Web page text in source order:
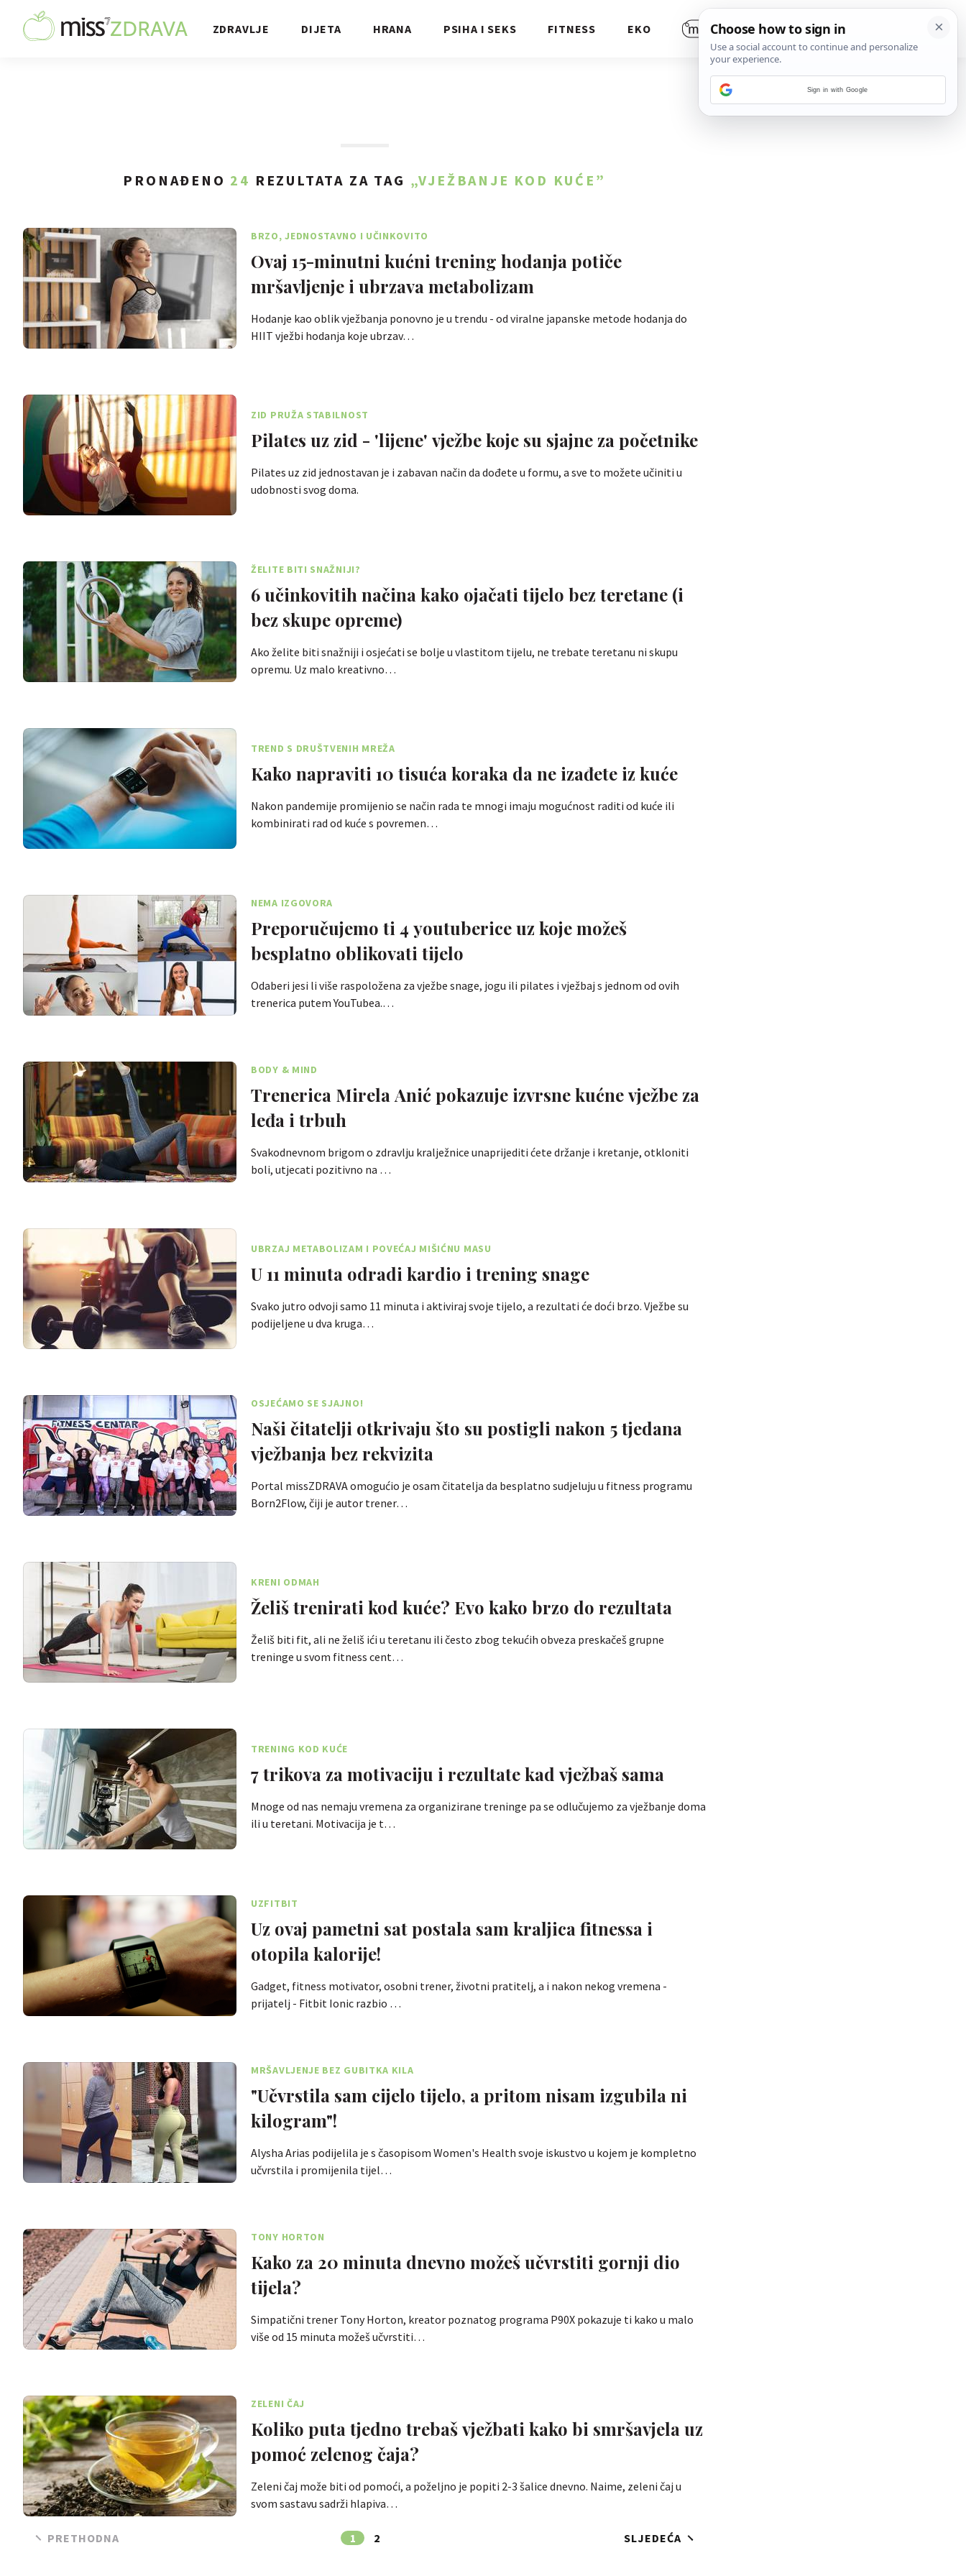
ZDRAVLJE DIJETA HRANA PSIHA I SEKS FITNESS EKO
PRONAĐENO 24 REZULTATA ZA TAG „VJEŽBANJE KOD KUĆE”
BRZO, JEDNOSTAVNO I UČINKOVITO
Ovaj 15-minutni kućni trening hodanja potiče
mršavljenje i ubrzava metabolizam
Hodanje kao oblik vježbanja ponovno je u trendu - od viralne japanske metode hodanja do
HIIT vježbi hodanja koje ubrzav…
ZID PRUŽA STABILNOST
Pilates uz zid - 'lijene' vježbe koje su sjajne za početnike
Pilates uz zid jednostavan je i zabavan način da dođete u formu, a sve to možete učiniti u
udobnosti svog doma.
ŽELITE BITI SNAŽNIJI?
6 učinkovitih načina kako ojačati tijelo bez teretane (i
bez skupe opreme)
Ako želite biti snažniji i osjećati se bolje u vlastitom tijelu, ne trebate teretanu ni skupu
opremu. Uz malo kreativno…
TREND S DRUŠTVENIH MREŽA
Kako napraviti 10 tisuća koraka da ne izađete iz kuće
Nakon pandemije promijenio se način rada te mnogi imaju mogućnost raditi od kuće ili
kombinirati rad od kuće s povremen…
NEMA IZGOVORA
Preporučujemo ti 4 youtuberice uz koje možeš
besplatno oblikovati tijelo
Odaberi jesi li više raspoložena za vježbe snage, jogu ili pilates i vježbaj s jednom od ovih
trenerica putem YouTubea.…
BODY & MIND
Trenerica Mirela Anić pokazuje izvrsne kućne vježbe za
leđa i trbuh
Svakodnevnom brigom o zdravlju kralježnice unaprijediti ćete držanje i kretanje, otkloniti
boli, utjecati pozitivno na …
UBRZAJ METABOLIZAM I POVEĆAJ MIŠIĆNU MASU
U 11 minuta odradi kardio i trening snage
Svako jutro odvoji samo 11 minuta i aktiviraj svoje tijelo, a rezultati će doći brzo. Vježbe su
podijeljene u dva kruga…
OSJEĆAMO SE SJAJNO!
Naši čitatelji otkrivaju što su postigli nakon 5 tjedana
vježbanja bez rekvizita
Portal missZDRAVA omogućio je osam čitatelja da besplatno sudjeluju u fitness programu
Born2Flow, čiji je autor trener…
KRENI ODMAH
Želiš trenirati kod kuće? Evo kako brzo do rezultata
Želiš biti fit, ali ne želiš ići u teretanu ili često zbog tekućih obveza preskačeš grupne
treninge u svom fitness cent…
TRENING KOD KUĆE
7 trikova za motivaciju i rezultate kad vježbaš sama
Mnoge od nas nemaju vremena za organizirane treninge pa se odlučujemo za vježbanje doma
ili u teretani. Motivacija je t…
UZFITBIT
Uz ovaj pametni sat postala sam kraljica fitnessa i
otopila kalorije!
Gadget, fitness motivator, osobni trener, životni pratitelj, a i nakon nekog vremena -
prijatelj - Fitbit Ionic razbio …
MRŠAVLJENJE BEZ GUBITKA KILA
"Učvrstila sam cijelo tijelo, a pritom nisam izgubila ni
kilogram"!
Alysha Arias podijelila je s časopisom Women's Health svoje iskustvo u kojem je kompletno
učvrstila i promijenila tijel…
TONY HORTON
Kako za 20 minuta dnevno možeš učvrstiti gornji dio
tijela?
Simpatični trener Tony Horton, kreator poznatog programa P90X pokazuje ti kako u malo
više od 15 minuta možeš učvrstiti…
ZELENI ČAJ
Koliko puta tjedno trebaš vježbati kako bi smršavjela uz
pomoć zelenog čaja?
Zeleni čaj može biti od pomoći, a poželjno je popiti 2-3 šalice dnevno. Naime, zeleni čaj u
svom sastavu sadrži hlapiva…
PRETHODNA 1 2 SLJEDEĆA
Sign in with Google